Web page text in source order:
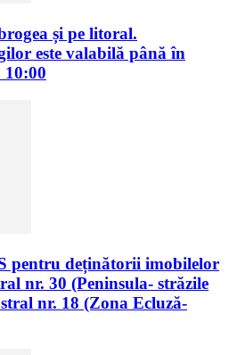
și pe litoral.
este valabilă până în
10:00
pentru deținătorii imobilelor
nr. 30 (Peninsula- străzile
nr. 18 (Zona Ecluză-